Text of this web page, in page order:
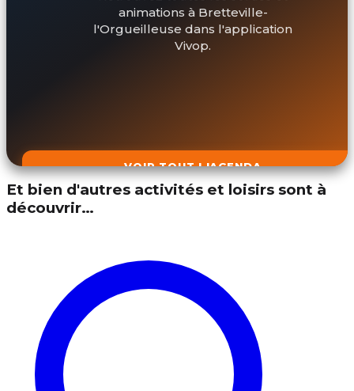
animations à Bretteville-
l'Orgueilleuse dans l'application
Vivop.
VOIR TOUT L'AGENDA
Et bien d'autres activités et loisirs sont à
découvrir…